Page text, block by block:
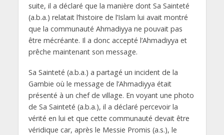
suite, il a déclaré que la manière dont Sa Sainteté
(a.b.a.) relatait l’histoire de l’Islam lui avait montré
que la communauté Ahmadiyya ne pouvait pas
être mécréante. Il a donc accepté l’Ahmadiyya et
prêche maintenant son message.
Sa Sainteté (a.b.a.) a partagé un incident de la
Gambie où le message de l’Ahmadiyya était
présenté à un chef de village. En voyant une photo
de Sa Sainteté (a.b.a.), il a déclaré percevoir la
vérité en lui et que cette communauté devait être
véridique car, après le Messie Promis (a.s.), le